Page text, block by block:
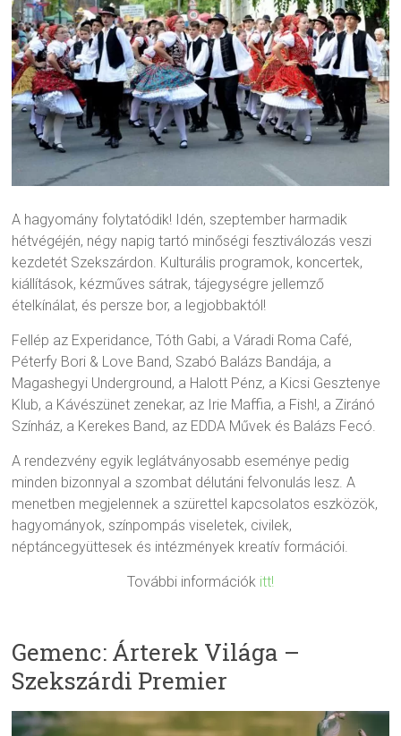
A hagyomány folytatódik! Idén, szeptember harmadik
hétvégéjén, négy napig tartó minőségi fesztiválozás veszi
kezdetét Szekszárdon. Kulturális programok, koncertek,
kiállítások, kézműves sátrak, tájegységre jellemző
ételkínálat, és persze bor, a legjobbaktól!
Fellép az Experidance, Tóth Gabi, a Váradi Roma Café,
Péterfy Bori & Love Band, Szabó Balázs Bandája, a
Magashegyi Underground, a Halott Pénz, a Kicsi Gesztenye
Klub, a Kávészünet zenekar, az Irie Maffia, a Fish!, a Ziránó
Színház, a Kerekes Band, az EDDA Művek és Balázs Fecó.
A rendezvény egyik leglátványosabb eseménye pedig
minden bizonnyal a szombat délutáni felvonulás lesz. A
menetben megjelennek a szürettel kapcsolatos eszközök,
hagyományok, színpompás viseletek, civilek,
néptáncegyüttesek és intézmények kreatív formációi.
További információk itt!
Gemenc: Árterek Világa –
Szekszárdi Premier